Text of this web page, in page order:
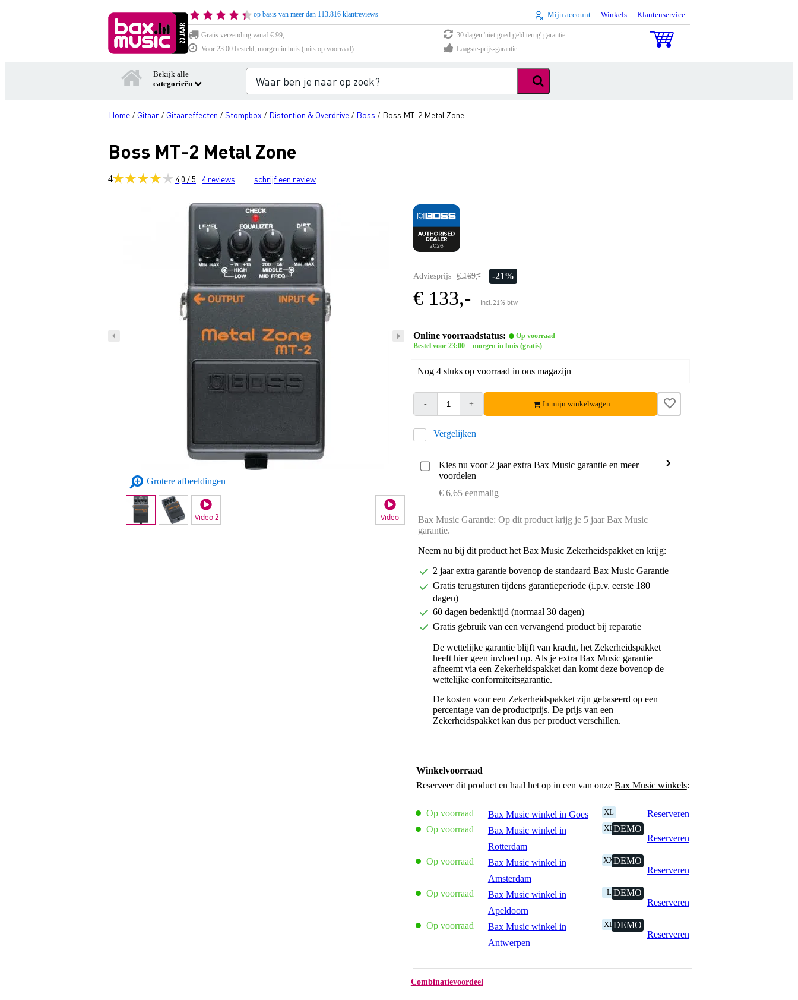
op basis van meer dan 113.816 klantreviews Mijn account Winkels Klantenservice
Gratis verzending vanaf € 99,-
30 dagen 'niet goed geld terug' garantie
Voor 23:00 besteld, morgen in huis (mits op voorraad)
Laagste-prijs-garantie
Bekijk alle
categorieën
Home / Gitaar / Gitaareffecten /Stompbox / Distortion & Overdrive / Boss / Boss MT-2 Metal Zone
Boss MT-2 Metal Zone
4 4,0 / 5 4reviews schrijf een review
Grotere afbeeldingen
Video
Video 2
Adviesprijs € 169,- -21%
€ 133,- incl. 21% btw
Online voorraadstatus:
Op voorraad
Bestel voor 23:00 = morgen in huis (gratis)
Nog 4 stuks op voorraad in ons magazijn
- + In mijn winkelwagen
Vergelijken
Kies nu voor 2 jaar extra Bax Music garantie en meer
voordelen
€ 6,65 eenmalig
Bax Music Garantie: Op dit product krijg je 5 jaar Bax Music
garantie.
Neem nu bij dit product het Bax Music Zekerheidspakket en krijg:
2 jaar extra garantie bovenop de standaard Bax Music Garantie
Gratis terugsturen tijdens garantieperiode (i.p.v. eerste 180
dagen)
60 dagen bedenktijd (normaal 30 dagen)
Gratis gebruik van een vervangend product bij reparatie
De wettelijke garantie blijft van kracht, het Zekerheidspakket
heeft hier geen invloed op. Als je extra Bax Music garantie
afneemt via een Zekerheidspakket dan komt deze bovenop de
wettelijke conformiteitsgarantie.
De kosten voor een Zekerheidspakket zijn gebaseerd op een
percentage van de productprijs. De prijs van een
Zekerheidspakket kan dus per product verschillen.
Winkelvoorraad
Reserveer dit product en haal het op in een van onze Bax Music winkels:
Op voorraad Bax Music winkel in Goes XL
Reserveren
Op voorraad
Bax Music winkel in
Rotterdam
XLDEMO
Reserveren
Op voorraad
Bax Music winkel in
Amsterdam
XXLDEMO
Reserveren
Op voorraad
Bax Music winkel in
Apeldoorn
L DEMO
Reserveren
Op voorraad
Bax Music winkel in
Antwerpen
XLDEMO
Reserveren
Combinatievoordeel